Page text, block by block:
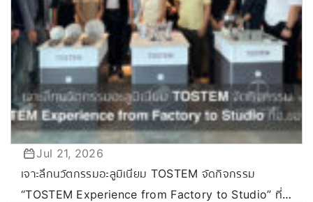
Jul 21, 2026
เจาะลึกนวัตกรรมอะลูมิเนียม TOSTEM จัดกิจกรรม
“TOSTEM Experience from Factory to Studio” ที่